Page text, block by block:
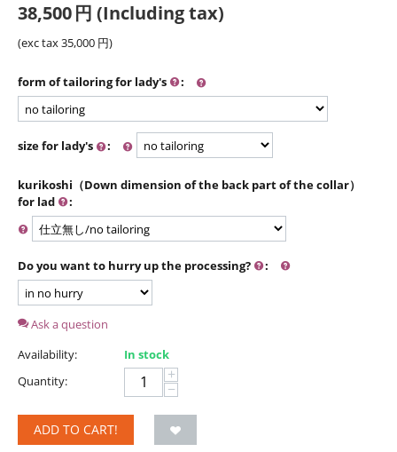
38,500円 (Including tax)
(exc tax35,000 円)
form of tailoring for lady's :
size for lady's :
kurikoshi（Down dimension of the back part of the collar）
for lad
:
Do you want to hurry up the processing? :
Ask a question
Availability:
In stock
Quantity:
+
−
ADD TO CART!